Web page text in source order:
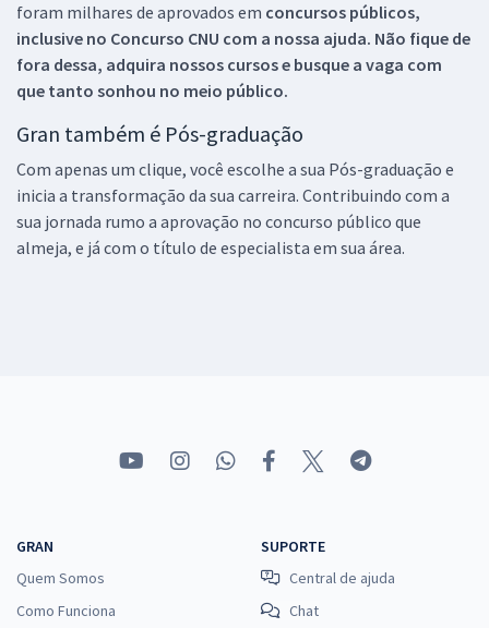
foram milhares de aprovados em concursos públicos,
inclusive no Concurso CNU com a nossa ajuda. Não fique de
fora dessa, adquira nossos cursos e busque a vaga com
que tanto sonhou no meio público.
Gran também é Pós-graduação
Com apenas um clique, você escolhe a sua Pós-graduação e
inicia a transformação da sua carreira. Contribuindo com a
sua jornada rumo a aprovação no concurso público que
almeja, e já com o título de especialista em sua área.
GRAN
Quem Somos
Como Funciona
SUPORTE
Central de ajuda
Chat